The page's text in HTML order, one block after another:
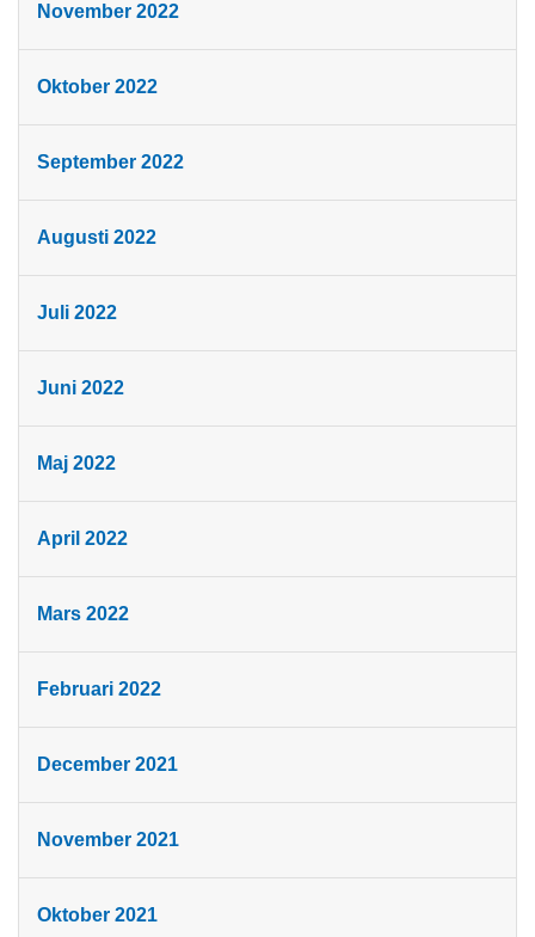
November 2022
Oktober 2022
September 2022
Augusti 2022
Juli 2022
Juni 2022
Maj 2022
April 2022
Mars 2022
Februari 2022
December 2021
November 2021
Oktober 2021